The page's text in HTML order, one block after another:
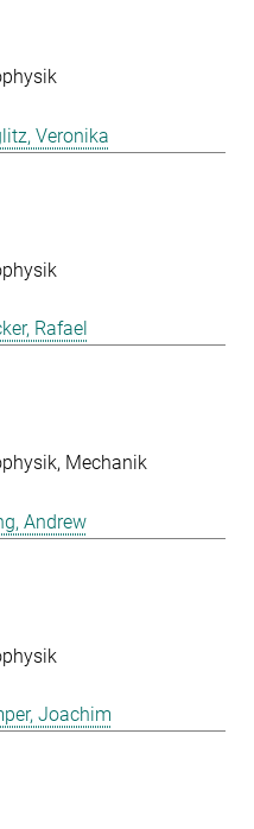
Veronika
Rafael
Mechanik
Andrew
Joachim